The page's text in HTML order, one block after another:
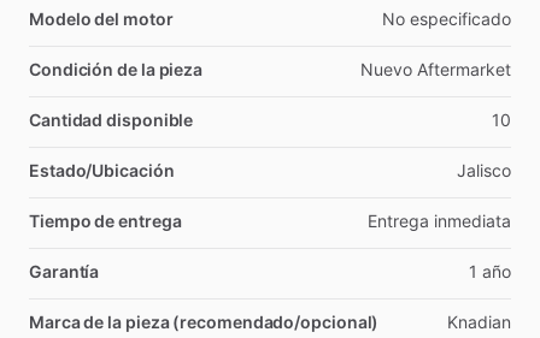
Modelo del motor No especificado
Condición de la pieza Nuevo Aftermarket
Cantidad disponible 10
Estado/Ubicación Jalisco
Tiempo de entrega Entrega inmediata
Garantía 1 año
Marca de la pieza (recomendado/opcional) Knadian